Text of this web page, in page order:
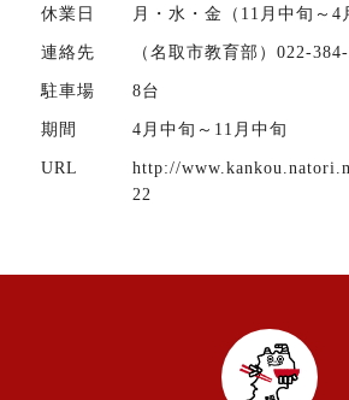
休業日 月・水・金（11月中旬～4
連絡先 （名取市教育部）022-384-
駐車場 8台
期間 4月中旬～11月中旬
URL
http://
22